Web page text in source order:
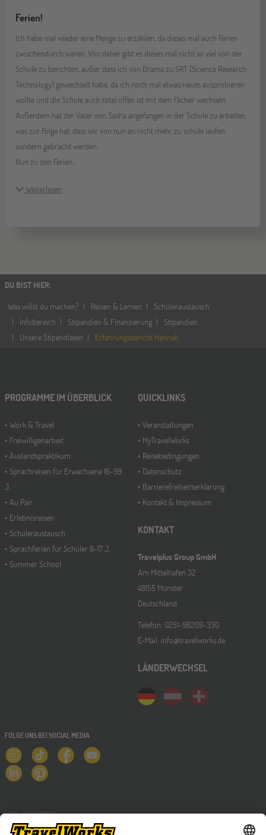
Ferien!
Ich habe mal wieder eine Menge zu erzählen, da dieses mal auch Ferien
zwischendurch waren. Von daher gibt es dieses mal nicht so viel von der
Schule zu berichten, außer dass ich von Drama zu SRT (Science Research
Technology) gewechselt habe, da ich noch mal etwas neues ausprobieren
wollte und die Schule auch total offen ist mit dem Fächer wechseln.
Außerdem hat der Vater von Sasha angefangen in der Schule zu arbeiten,
was zur Folge hat, dass wir von nun an nicht mehr zu schule laufen,
sondern gebracht werden.
Nun zu den Ferien...
Weiterlesen
DU BIST HIER:
Was willst du machen?
Reisen & Lernen
Schüleraustausch
Infobereich
Stipendien & Finanzierung
Stipendien
Unsere Stipendiaten
Erfahrungsbericht Hannah
PROGRAMME IM ÜBERBLICK
Work & Travel
Freiwilligenarbeit
Auslandspraktikum
Sprachreisen für Erwachsene 16-99
J.
Au Pair
Erlebnisreisen
Schüleraustausch
Sprachferien für Schüler 8-17 J.
Summer School
QUICKLINKS
Veranstaltungen
MyTravelWorks
Reisebedingungen
Datenschutz
Barrierefreiheitserklärung
Kontakt & Impressum
KONTAKT
Travelplus Group GmbH
Am Mittelhafen 32
48155 Münster
Deutschland
Telefon: 0251-98209-330
E-Mail: info@travelworks.de
LÄNDERWECHSEL
FOLGE UNS BEI SOCIAL MEDIA
NEWSLETTER